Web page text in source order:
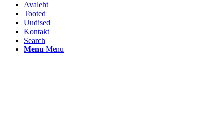
Avaleht
Tooted
Uudised
Kontakt
Search
Menu Menu